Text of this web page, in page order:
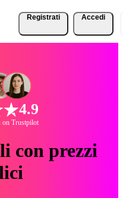
Registrati Accedi
4.9
on Trustpilot
con prezzi